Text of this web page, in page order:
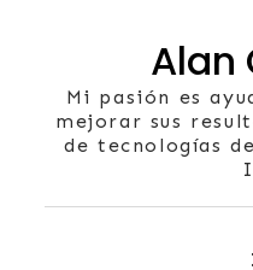
Alan
Mi pasión es
mejorar sus
de tecnologías